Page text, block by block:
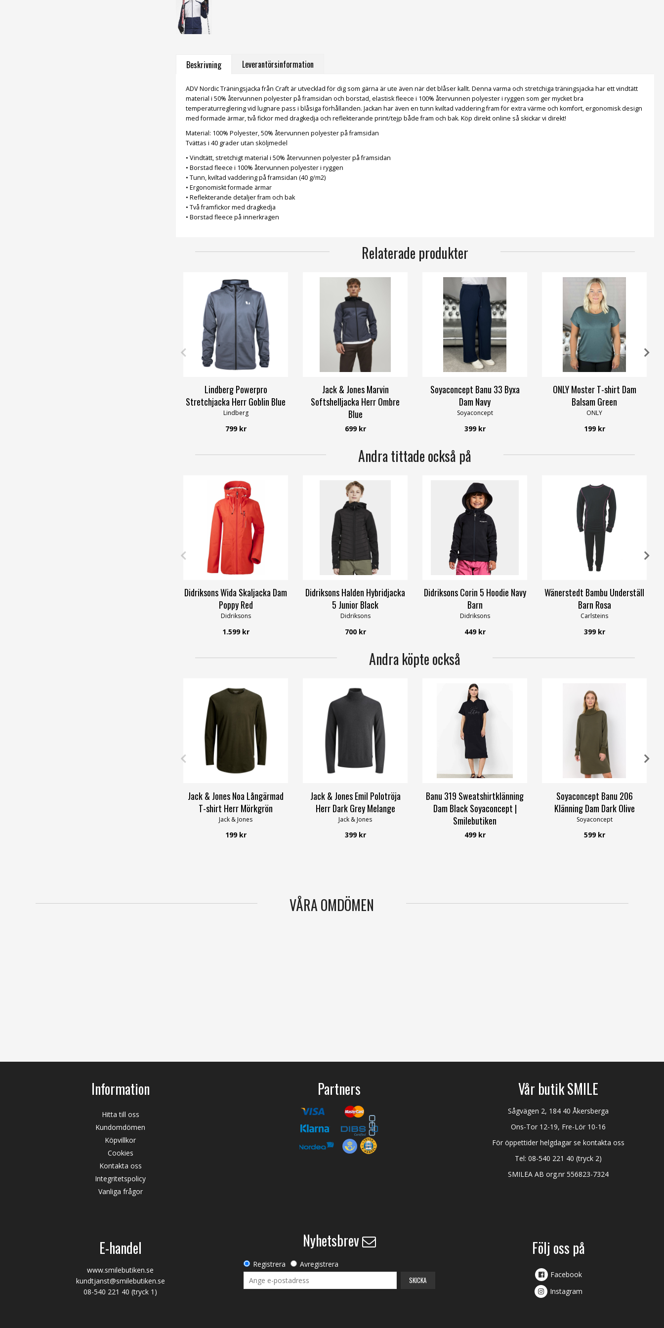
Beskrivning Leverantörsinformation
ADV Nordic Träningsjacka från Craft är utvecklad för dig som gärna är ute även när det blåser kallt. Denna varma och stretchiga träningsjacka har ett vindtätt
material i 50% återvunnen polyester på framsidan och borstad, elastisk fleece i 100% återvunnen polyester i ryggen som ger mycket bra
temperaturreglering vid lugnare pass i blåsiga förhållanden. Jackan har även en tunn kviltad vaddering fram för extra värme och komfort, ergonomisk design
med formade ärmar, två fickor med dragkedja och reflekterande print/tejp både fram och bak. Köp direkt online så skickar vi direkt!
Material: 100% Polyester, 50% återvunnen polyester på framsidan
Tvättas i 40 grader utan sköljmedel
• Vindtätt, stretchigt material i 50% återvunnen polyester på framsidan
• Borstad fleece i 100% återvunnen polyester i ryggen
• Tunn, kviltad vaddering på framsidan (40 g/m2)
• Ergonomiskt formade ärmar
• Reflekterande detaljer fram och bak
• Två framfickor med dragkedja
• Borstad fleece på innerkragen
Relaterade produkter
Lindberg Powerpro
Stretchjacka Herr Goblin Blue
Lindberg
799 kr
Jack & Jones Marvin
Softshelljacka Herr Ombre
Blue
Jack & Jones
699 kr
Soyaconcept Banu 33 Byxa
Dam Navy
Soyaconcept
399 kr
ONLY Moster T-shirt Dam
Balsam Green
ONLY
199 kr
Andra tittade också på
Didriksons Wida Skaljacka Dam
Poppy Red
Didriksons
1.599 kr
Didriksons Halden Hybridjacka
5 Junior Black
Didriksons
700 kr
Didriksons Corin 5 Hoodie Navy
Barn
Didriksons
449 kr
Wänerstedt Bambu Underställ
Barn Rosa
Carlsteins
399 kr
Andra köpte också
Jack & Jones Noa Långärmad
T-shirt Herr Mörkgrön
Jack & Jones
199 kr
Jack & Jones Emil Polotröja
Herr Dark Grey Melange
Jack & Jones
399 kr
Banu 319 Sweatshirtklänning
Dam Black Soyaconcept |
Smilebutiken
Soyaconcept
499 kr
Soyaconcept Banu 206
Klänning Dam Dark Olive
Soyaconcept
599 kr
VÅRA OMDÖMEN
Information
Hitta till oss
Kundomdömen
Köpvillkor
Cookies
Kontakta oss
Integritetspolicy
Vanliga frågor
Partners Vår butik SMILE
Sågvägen 2, 184 40 Åkersberga
Ons-Tor 12-19, Fre-Lör 10-16
För öppettider helgdagar se kontakta oss
Tel:08-540 221 40 (tryck 2)
SMILEA AB org.nr 556823-7324
E-handel
www.smilebutiken.se
kundtjanst@smilebutiken.se
08-540 221 40 (tryck 1)
Nyhetsbrev
Registrera Avregistrera
SKICKA
Följ oss på
Facebook
Instagram